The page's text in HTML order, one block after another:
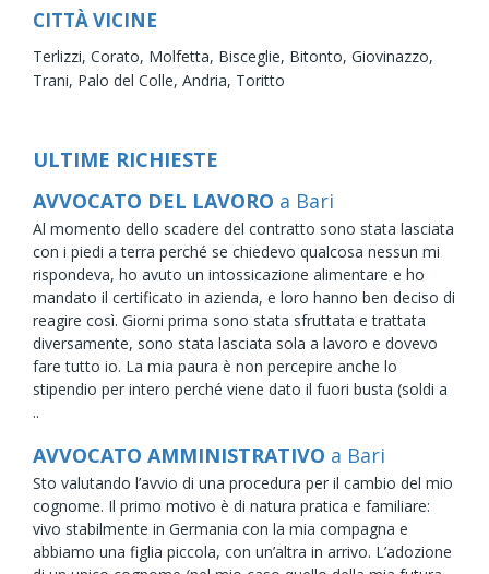
CITTÀ VICINE
Terlizzi, Corato, Molfetta, Bisceglie, Bitonto, Giovinazzo,
Trani, Palo del Colle, Andria, Toritto
ULTIME RICHIESTE
AVVOCATO DEL LAVORO a Bari
Al momento dello scadere del contratto sono stata lasciata
con i piedi a terra perché se chiedevo qualcosa nessun mi
rispondeva, ho avuto un intossicazione alimentare e ho
mandato il certificato in azienda, e loro hanno ben deciso di
reagire così. Giorni prima sono stata sfruttata e trattata
diversamente, sono stata lasciata sola a lavoro e dovevo
fare tutto io. La mia paura è non percepire anche lo
stipendio per intero perché viene dato il fuori busta (soldi a
..
AVVOCATO AMMINISTRATIVO a Bari
Sto valutando l’avvio di una procedura per il cambio del mio
cognome. Il primo motivo è di natura pratica e familiare:
vivo stabilmente in Germania con la mia compagna e
abbiamo una figlia piccola, con un’altra in arrivo. L’adozione